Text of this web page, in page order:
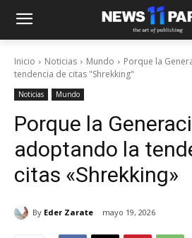
Inicio Noticias Mundo
Porque la
tendencia de citas "Shrekking"
Noticias Mundo
Porque la
adoptando la
citas «Shrekking»
By Eder Zarate mayo 19, 2026